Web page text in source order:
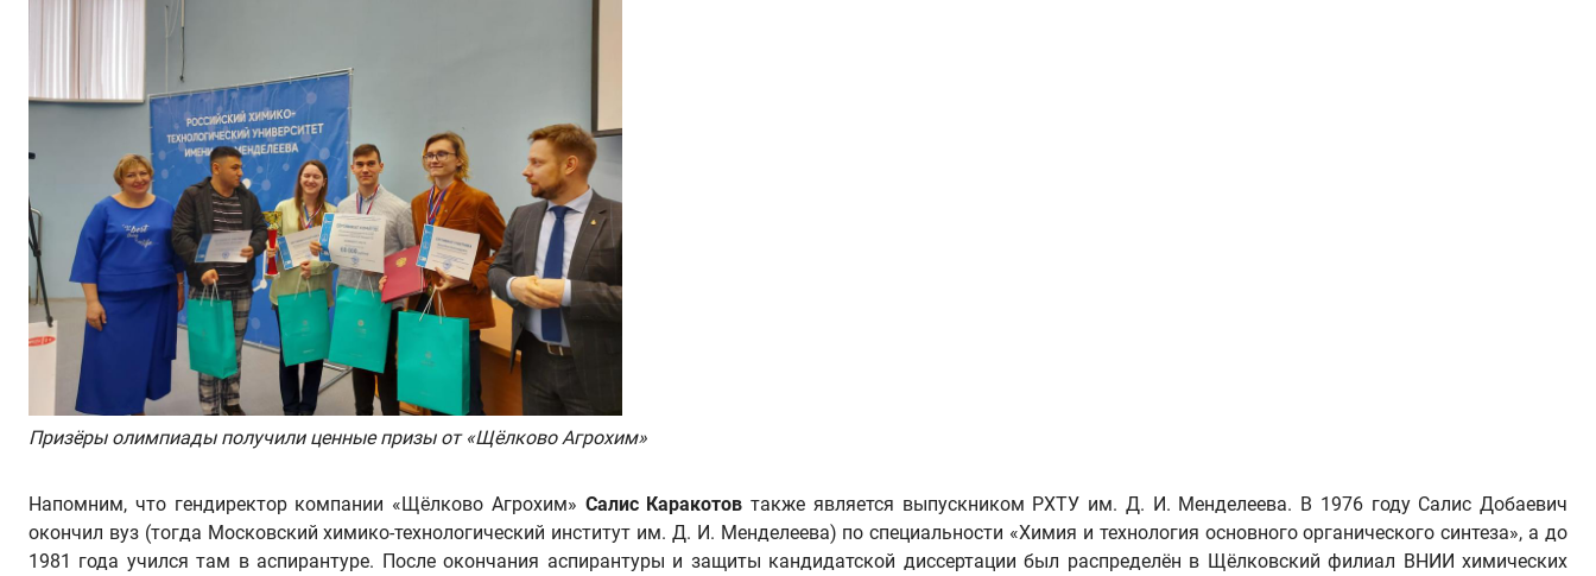
Призёры олимпиады получили ценные призы от «Щёлково Агрохим»
Напомним, что гендиректор компании «Щёлково Агрохим» Салис Каракотов также является выпускником РХТУ им. Д. И. Менделеева. В 1976 году Салис Добаевич
окончил вуз (тогда Московский химико-технологический институт им. Д. И. Менделеева) по специальности «Химия и технология основного органического синтеза», а до
1981 года учился там в аспирантуре. После окончания аспирантуры и защиты кандидатской диссертации был распределён в Щёлковский филиал ВНИИ химических